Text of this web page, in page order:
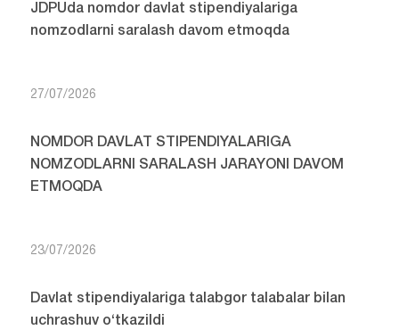
JDPUda nomdor davlat stipendiyalariga
nomzodlarni saralash davom etmoqda
27/07/2026
NOMDOR DAVLAT STIPENDIYALARIGA
NOMZODLARNI SARALASH JARAYONI DAVOM
ETMOQDA
23/07/2026
Davlat stipendiyalariga talabgor talabalar bilan
uchrashuv o‘tkazildi